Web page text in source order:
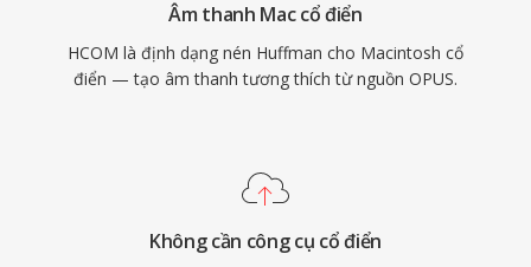
Âm thanh Mac cổ điển
HCOM là định dạng nén Huffman cho Macintosh cổ
điển — tạo âm thanh tương thích từ nguồn OPUS.
Không cần công cụ cổ điển